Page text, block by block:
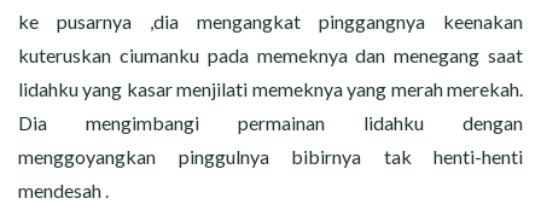
ke pusarnya ,dia mengangkat pinggangnya keenakan
kuteruskan ciumanku pada memeknya dan menegang saat
lidahku yang kasar menjilati memeknya yang merah merekah.
Dia mengimbangi permainan lidahku dengan
menggoyangkan pinggulnya bibirnya tak henti-henti
mendesah .